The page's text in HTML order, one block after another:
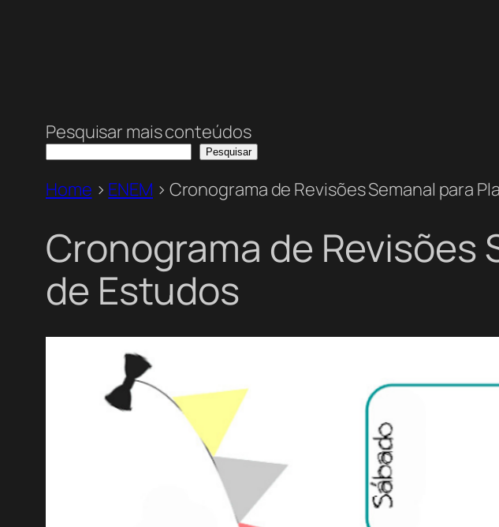
Pesquisar mais conteúdos
Pesquisar
Home > ENEM > Cronograma de Revisões Semanal para
Cronograma de Revisões
de Estudos